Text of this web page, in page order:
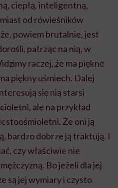
ciepłą, inteligentną,
od rówieśników
powiem brutalnie, jest
patrząc na nią, w
raczej, że ma piękne
piękny uśmiech. Dalej
się nią starsi
ale na przykład
Że oni ją
bardzo dobrze ją traktują. I
czy właściwie nie
Bo jeżeli dla jej
są jej wymiary i czysto